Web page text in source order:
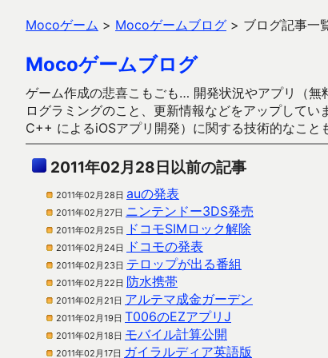
Mocoゲーム > Mocoゲームブログ > ブログ記事一
Mocoゲームブログ
ゲーム作成の悲喜こもごも… 開発状況やアプリ（
ログラミングのこと、更新情報などをアップして
C++ によるiOSアプリ開発）に関する技術的なこと
2011年02月28日以前の記事
2011年02月28日 auの発表
2011年02月27日 ニンテンドー3DS発売
2011年02月25日 ドコモSIMロック解除
2011年02月24日 ドコモの発表
2011年02月23日 テロップが出る番組
2011年02月22日 防水携帯
2011年02月21日 アルテマ成金ガーデン
2011年02月19日 T006のEZアプリJ
2011年02月18日 モバイル計算公開
2011年02月17日 ガイラルディア英語版